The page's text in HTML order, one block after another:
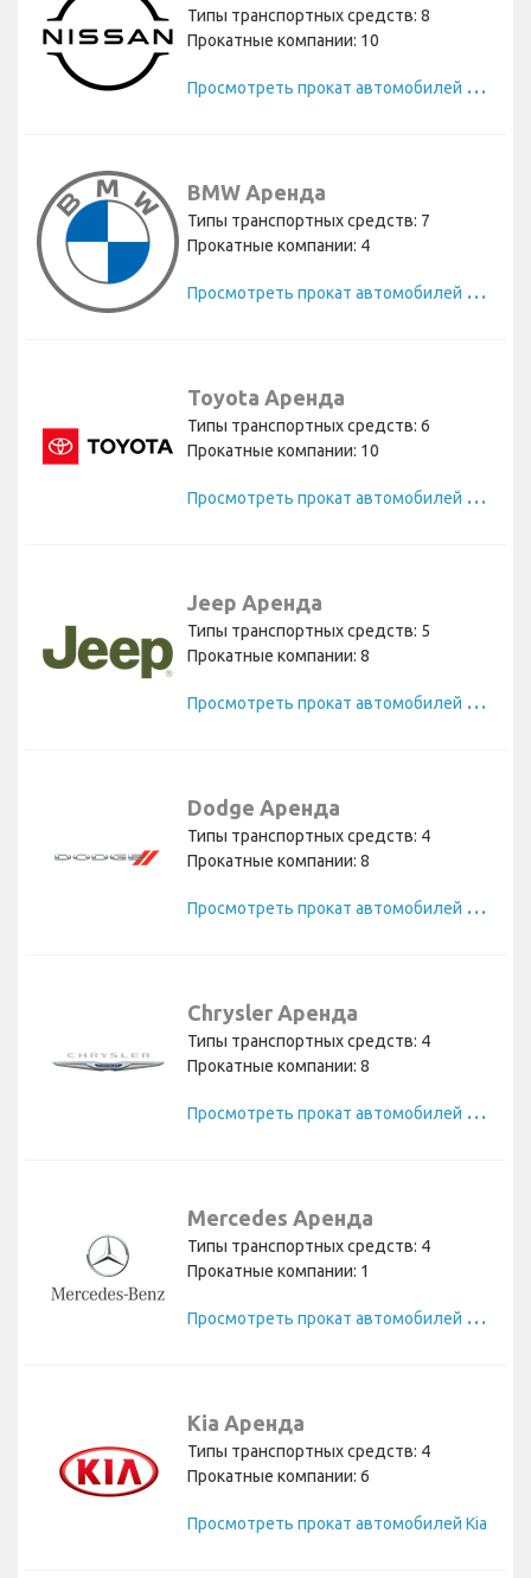
Типы транспортных средств: 8
Прокатные компании: 10
П
росмотреть прокат автомобилей Nissan
BMW Аренда
Типы транспортных средств: 7
Прокатные компании: 4
П
росмотреть прокат автомобилей BMW
Toyota Аренда
Типы транспортных средств: 6
Прокатные компании: 10
П
росмотреть прокат автомобилей Toyota
Jeep Аренда
Типы транспортных средств: 5
Прокатные компании: 8
П
росмотреть прокат автомобилей Jeep
Dodge Аренда
Типы транспортных средств: 4
Прокатные компании: 8
П
росмотреть прокат автомобилей Dodge
Chrysler Аренда
Типы транспортных средств: 4
Прокатные компании: 8
П
росмотреть прокат автомобилей Chrysler
Mercedes Аренда
Типы транспортных средств: 4
Прокатные компании: 1
П
росмотреть прокат автомобилей Mercedes
Kia Аренда
Типы транспортных средств: 4
Прокатные компании: 6
Просмотреть прокат автомобилей Kia